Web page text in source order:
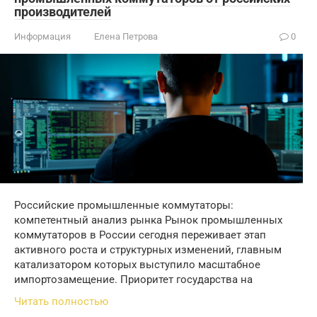
производителей
Информация Елена Петрова 0
Российские промышленные коммутаторы:
компетентный анализ рынка Рынок промышленных
коммутаторов в России сегодня переживает этап
активного роста и структурных изменений, главным
катализатором которых выступило масштабное
импортозамещение. Приоритет государства на
Читать полностью